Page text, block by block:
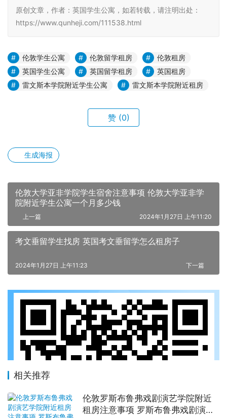
原创文章，作者：英国学生公寓，如若转载，请注明出处：
https://www.qunheji.com/111538.html
伦敦学生公寓 伦敦留学租房
伦敦租房
英国学生公寓
英国留学租房
英国租房
雷文斯本学院附近学生公寓
雷文斯本学院附近租房
赞 (0)
生成海报
伦敦大学亚非学院学生宿舍注意事项 伦敦大学亚非学
院附近学生公寓一个月多少钱
上一篇 2024年1月27日 上午11:20
考文垂留学生找房 英国考文垂留学怎么租房子
下一篇
2024年1月27日 上午11:23
相关推荐
伦敦罗斯布鲁弗戏剧演艺学院附近
租房注意事项 罗斯布鲁弗戏剧演艺